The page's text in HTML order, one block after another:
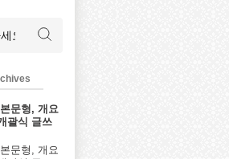
문형, 개요
괄식 글쓰
문형, 개요